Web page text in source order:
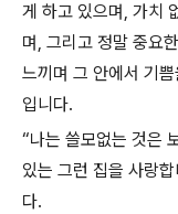
게 하고 있으며, 가치
며, 그리고 정말 중요
느끼며 그 안에서 기
입니다.
“나는 쓸모없는 것은
있는 그런 집을 사랑
다.